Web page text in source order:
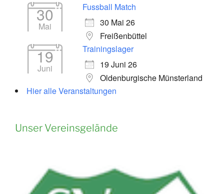
30
Mai
Fussball Match
30 Mai 26
Freißenbüttel
19
Juni
Trainingslager
19 Juni 26
Oldenburgische Münsterland
Hier alle Veranstaltungen
Unser Vereinsgelände